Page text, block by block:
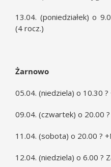
13.04. (poniedziałek) o
(4 rocz.)
Żarnowo
05.04. (niedziela) o 10.30 ?
09.04. (czwartek) o 20.00
11.04. (sobota) o 20.00 ?
12.04. (niedziela) o 6.00 ?